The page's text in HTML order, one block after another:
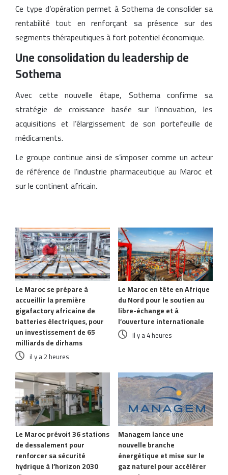
Ce type d’opération permet à Sothema de consolider sa
rentabilité tout en renforçant sa présence sur des
segments thérapeutiques à fort potentiel économique.
Une consolidation du leadership de
Sothema
Avec cette nouvelle étape, Sothema confirme sa
stratégie de croissance basée sur l’innovation, les
acquisitions et l’élargissement de son portefeuille de
médicaments.
Le groupe continue ainsi de s’imposer comme un acteur
de référence de l’industrie pharmaceutique au Maroc et
sur le continent africain.
Le Maroc se prépare à
accueillir la première
gigafactory africaine de
batteries électriques, pour
un investissement de 65
milliards de dirhams
il y a 2 heures
Le Maroc en tête en Afrique
du Nord pour le soutien au
libre-échange et à
l’ouverture internationale
il y a 4 heures
Le Maroc prévoit 36 stations
de dessalement pour
renforcer sa sécurité
hydrique à l’horizon 2030
Managem lance une
nouvelle branche
énergétique et mise sur le
gaz naturel pour accélérer